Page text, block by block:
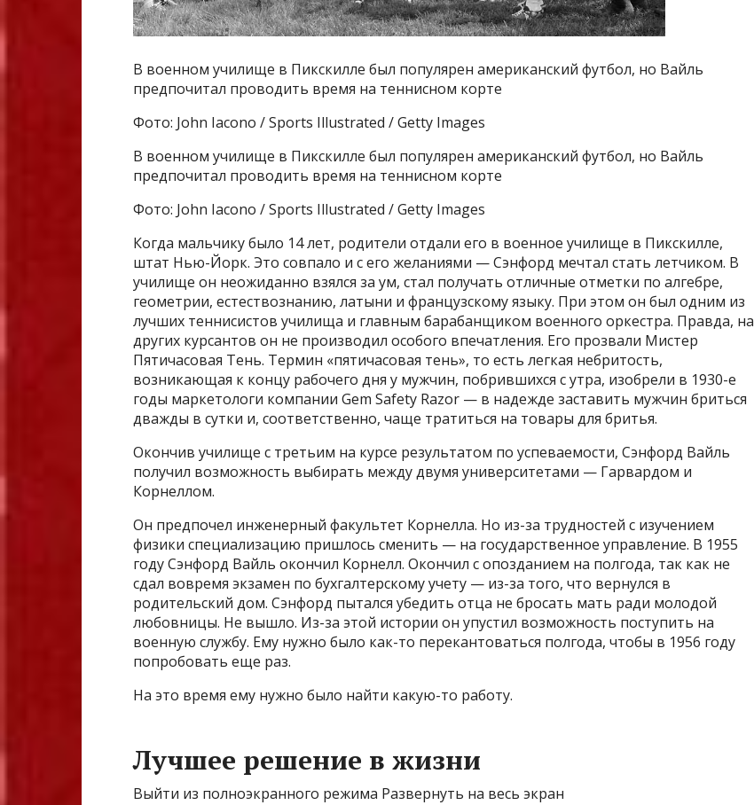
В военном училище в Пикскилле был популярен американский футбол, но Вайль
предпочитал проводить время на теннисном корте
Фото: John Iacono / Sports Illustrated / Getty Images
В военном училище в Пикскилле был популярен американский футбол, но Вайль
предпочитал проводить время на теннисном корте
Фото: John Iacono / Sports Illustrated / Getty Images
Когда мальчику было 14 лет, родители отдали его в военное училище в Пикскилле,
штат Нью-Йорк. Это совпало и с его желаниями — Сэнфорд мечтал стать летчиком. В
училище он неожиданно взялся за ум, стал получать отличные отметки по алгебре,
геометрии, естествознанию, латыни и французскому языку. При этом он был одним из
лучших теннисистов училища и главным барабанщиком военного оркестра. Правда, на
других курсантов он не производил особого впечатления. Его прозвали Мистер
Пятичасовая Тень. Термин «пятичасовая тень», то есть легкая небритость,
возникающая к концу рабочего дня у мужчин, побрившихся с утра, изобрели в 1930-е
годы маркетологи компании Gem Safety Razor — в надежде заставить мужчин бриться
дважды в сутки и, соответственно, чаще тратиться на товары для бритья.
Окончив училище с третьим на курсе результатом по успеваемости, Сэнфорд Вайль
получил возможность выбирать между двумя университетами — Гарвардом и
Корнеллом.
Он предпочел инженерный факультет Корнелла. Но из-за трудностей с изучением
физики специализацию пришлось сменить — на государственное управление. В 1955
году Сэнфорд Вайль окончил Корнелл. Окончил с опозданием на полгода, так как не
сдал вовремя экзамен по бухгалтерскому учету — из-за того, что вернулся в
родительский дом. Сэнфорд пытался убедить отца не бросать мать ради молодой
любовницы. Не вышло. Из-за этой истории он упустил возможность поступить на
военную службу. Ему нужно было как-то перекантоваться полгода, чтобы в 1956 году
попробовать еще раз.
На это время ему нужно было найти какую-то работу.
Лучшее решение в жизни
Выйти из полноэкранного режима Развернуть на весь экран